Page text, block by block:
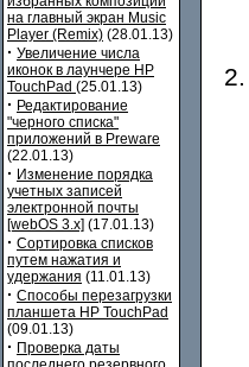
на главный экран Music
Player (Remix) (28.01.13)
· Увеличение числа
иконок в лаунчере HP
TouchPad (25.01.13)
· Редактирование
"черного списка"
приложений в Preware
(22.01.13)
· Изменение порядка
учетных записей
электронной почты
[webOS 3.x] (17.01.13)
· Сортировка списков
путем нажатия и
удержания (11.01.13)
· Способы перезагрузки
планшета HP TouchPad
(09.01.13)
· Проверка даты